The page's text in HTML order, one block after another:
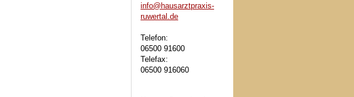
info@hausarztpraxis-
ruwertal.de
Telefon:
06500 91600
Telefax:
06500 916060